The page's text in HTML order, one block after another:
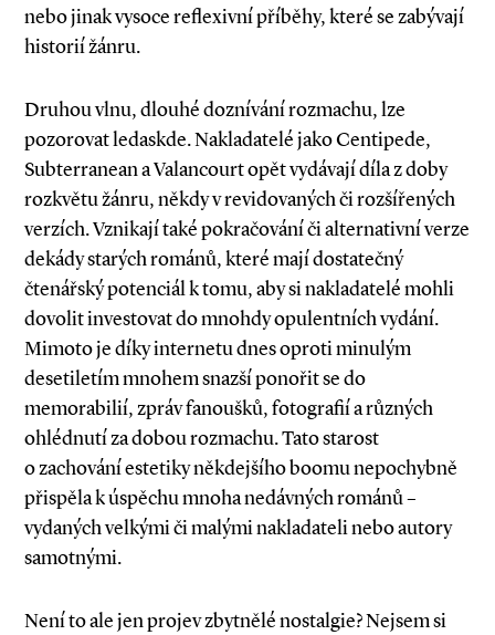
nebo jinak vysoce reflexivní příběhy, které se zabývají
historií žánru.
Druhou vlnu, dlouhé doznívání rozmachu, lze
pozorovat ledaskde. Nakladatelé jako Centipede,
Subterranean a Valancourt opět vydávají díla z doby
rozkvětu žánru, někdy v revidovaných či rozšířených
verzích. Vznikají také pokračování či alternativní verze
dekády starých románů, které mají dostatečný
čtenářský potenciál k tomu, aby si nakladatelé mohli
dovolit investovat do mnohdy opulentních vydání.
Mimoto je díky internetu dnes oproti minulým
desetiletím mnohem snazší ponořit se do
memorabilií, zpráv fanoušků, fotografií a různých
ohlédnutí za dobou rozmachu. Tato starost
o zachování estetiky někdejšího boomu nepochybně
přispěla k úspěchu mnoha nedávných románů –
vydaných velkými či malými nakladateli nebo autory
samotnými.
Není to ale jen projev zbytnělé nostalgie? Nejsem si